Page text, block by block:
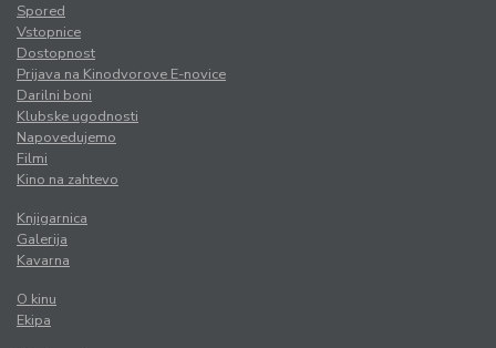
Spored
Vstopnice
Dostopnost
Prijava na Kinodvorove E-novice
Darilni boni
Klubske ugodnosti
Napovedujemo
Filmi
Kino na zahtevo
Knjigarnica
Galerija
Kavarna
O kinu
Ekipa